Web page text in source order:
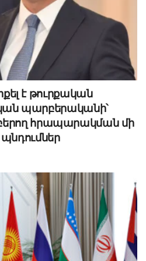
է թուրքական
պարբերականի՝
հրապարակման մի